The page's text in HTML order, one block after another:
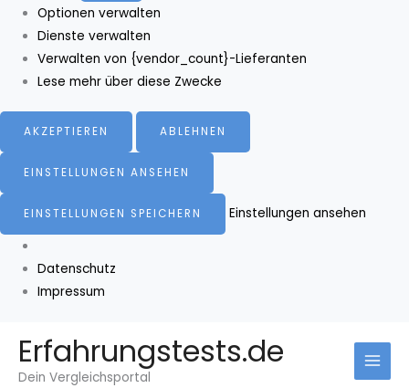
Optionen verwalten
Dienste verwalten
Verwalten von {vendor_count}-Lieferanten
Lese mehr über diese Zwecke
AKZEPTIEREN ABLEHNEN
EINSTELLUNGEN ANSEHEN
EINSTELLUNGEN SPEICHERN Einstellungen ansehen
Datenschutz
Impressum
Inhalt
springen
Erfahrungstests.de
Dein Vergleichsportal